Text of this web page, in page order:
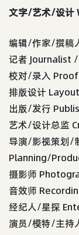
文字/艺术/设
编辑/作家/撰
记者 Journalist
校对/录入
排版设计
出版/发行
艺术/设计总监
导演/影视策划/
Planning/
摄影师
音效师
经纪人/星探
演员/模特/主